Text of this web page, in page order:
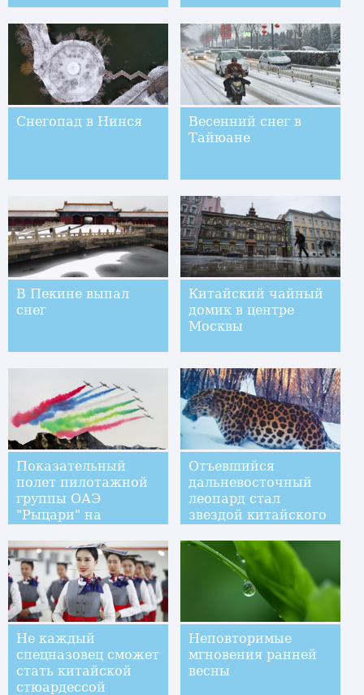
Снегопад в Нинся
Весенний снег в
Тайюане
В Пекине выпал
снег
Китайский чайный
домик в центре
Москвы
Показательный
полет пилотажной
группы ОАЭ
"Рыцари" на
Отъевшийся
дальневосточный
леопард стал
звездой китайского
Не каждый
спецназовец сможет
стать китайской
стюардессой
Неповторимые
мгновения ранней
весны